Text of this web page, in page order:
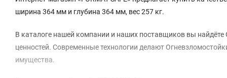
ширина 364 мм и глубина 364 мм, вес 257 кг.
В каталоге нашей компании и наших поставщиков вы
ценностей. Современные технологии делают
имущества.